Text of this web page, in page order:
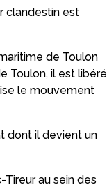
clandestin est
de Toulon
Toulon, il est libéré
le mouvement
dont il devient un
au sein des